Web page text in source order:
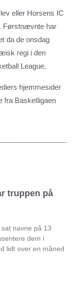
eller Horsens IC
Førstnævnte har
da de onsdag
regi i den
League.
hjemmesider
fra Basketligaen
truppen på
navne på 13
dem i
lidt over en måned